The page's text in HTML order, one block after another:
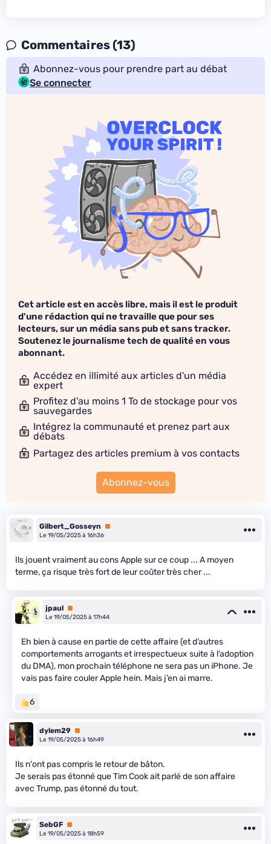
Commentaires (13)
Abonnez-vous pour prendre part au débat
Se connecter
Cet article est en accès libre, mais il est le produit
d'une rédaction qui ne travaille que pour ses
lecteurs, sur un média sans pub et sans tracker.
Soutenez le journalisme tech de qualité en vous
abonnant.
Accédez en illimité aux articles d'un média
expert
Profitez d'au moins 1 To de stockage pour vos
sauvegardes
Intégrez la communauté et prenez part aux
débats
Partagez des articles premium à vos contacts
Abonnez-vous
Gilbert_Gosseyn
Premium
Le 19/05/2025 à 16h36
Ils jouent vraiment au cons Apple sur ce coup ... A moyen
terme, ça risque très fort de leur coûter très cher ...
jpaul Premium
Le 19/05/2025 à 17h44
Eh bien à cause en partie de cette affaire (et d’autres
comportements arrogants et irrespectueux suite à l’adoption
du DMA), mon prochain téléphone ne sera pas un iPhone. Je
vais pas faire couler Apple hein. Mais j’en ai marre.
6
dylem29 Premium
Le 19/05/2025 à 16h49
Ils n'ont pas compris le retour de bâton.
Je serais pas étonné que Tim Cook ait parlé de son affaire
avec Trump, pas étonné du tout.
SebGF Premium
Le 19/05/2025 à 18h59